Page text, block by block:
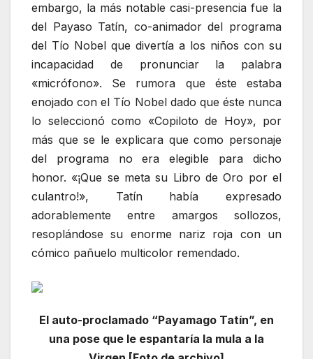
embargo, la más notable casi-presencia fue la
del Payaso Tatín, co-animador del programa
del Tío Nobel que divertía a los niños con su
incapacidad de pronunciar la palabra
«micrófono». Se rumora que éste estaba
enojado con el Tío Nobel dado que éste nunca
lo seleccionó como «Copiloto de Hoy», por
más que se le explicara que como personaje
del programa no era elegible para dicho
honor. «¡Que se meta su Libro de Oro por el
culantro!», Tatín había expresado
adorablemente entre amargos sollozos,
resoplándose su enorme nariz roja con un
cómico pañuelo multicolor remendado.
El auto-proclamado “Payamago Tatín”, en
una pose que le espantaría la mula a la